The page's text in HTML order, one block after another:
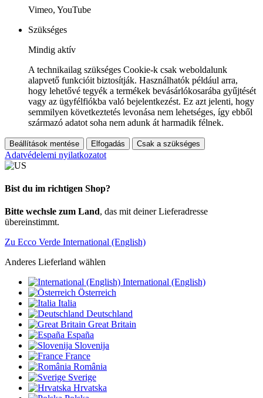
Vimeo, YouTube
Szükséges
Mindig aktív
A technikailag szükséges Cookie-k csak weboldalunk
alapvető funkcióit biztosítják. Használhatók például arra,
hogy lehetővé tegyék a termékek bevásárlókosarába gyűjtését
vagy az ügyfélfiókba való bejelentkezést. Ez azt jelenti, hogy
semmilyen következtetés levonása nem lehetséges, így ebből
származó adatot soha nem adunk át harmadik félnek.
Beállítások mentése Elfogadás Csak a szükséges
Adatvédelemi nyilatkozatot
Bist du im richtigen Shop?
Bitte wechsle zum Land, das mit deiner Lieferadresse
übereinstimmt.
Zu Ecco Verde International (English)
Anderes Lieferland wählen
International (English)
Österreich
Italia
Deutschland
Great Britain
España
Slovenija
France
România
Sverige
Hrvatska